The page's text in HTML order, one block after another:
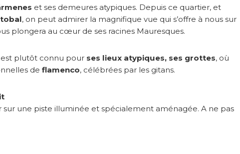
et ses demeures atypiques. Depuis ce quartier, et
, on peut admirer la magnifique vue qui s’offre à nous sur
plongera au cœur de ses racines Mauresques.
plutôt connu pour ses lieux atypiques, ses grottes, où
de flamenco, célébrées par les gitans.
sur une piste illuminée et spécialement aménagée. A ne pas